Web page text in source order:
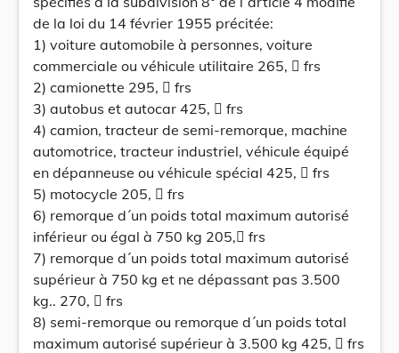
de la loi du 14 février 1955 précitée:
1) voiture automobile à personnes, voiture
commerciale ou véhicule utilitaire 265,  frs
2) camionette 295,  frs
3) autobus et autocar 425,  frs
4) camion, tracteur de semi-remorque, machine
automotrice, tracteur industriel, véhicule équipé
en dépanneuse ou véhicule spécial 425,  frs
5) motocycle 205,  frs
6) remorque d´un poids total maximum autorisé
inférieur ou égal à 750 kg 205, frs
7) remorque d´un poids total maximum autorisé
supérieur à 750 kg et ne dépassant pas 3.500
kg.. 270,  frs
8) semi-remorque ou remorque d´un poids total
maximum autorisé supérieur à 3.500 kg 425,  frs